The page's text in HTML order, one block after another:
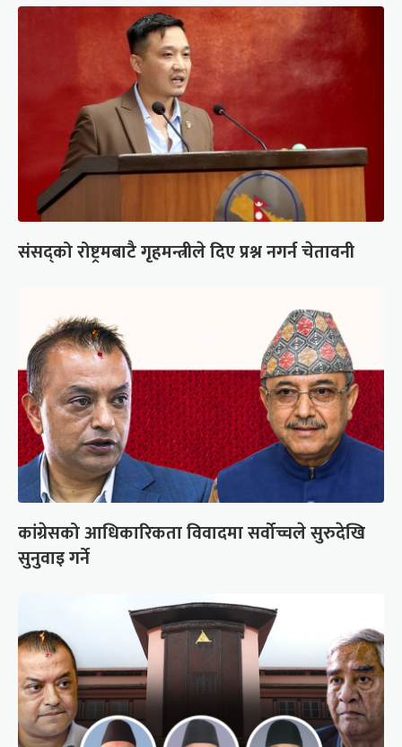
संसद्को रोष्ट्रमबाटै गृहमन्त्रीले दिए प्रश्न नगर्न चेतावनी
कांग्रेसको आधिकारिकता विवादमा सर्वोच्चले सुरुदेखि
सुनुवाइ गर्ने